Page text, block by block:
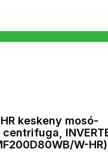
keskeny mosó-
W-HR)